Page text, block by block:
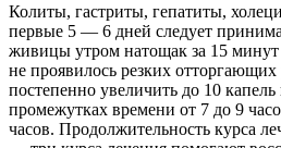
Колиты, гастриты, гепатиты,
первые 5 — 6 дней следует
живицы утром натощак за 15
не проявилось резких отторгающих
постепенно увеличить до 10
промежутках времени от 7 до 9
часов. Продолжительность курса